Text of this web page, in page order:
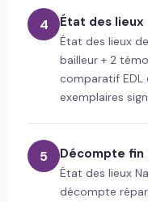
4 État des
État des lieux
bailleur + 2
comparatif
exemplaires
5 Décompte
État des lieux
décompte